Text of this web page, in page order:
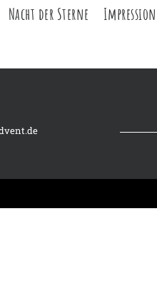
Nacht der Sterne